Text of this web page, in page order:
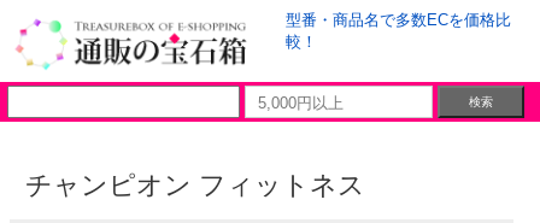
型番・商品名で多数ECを価格比
較！
チャンピオン フィットネス